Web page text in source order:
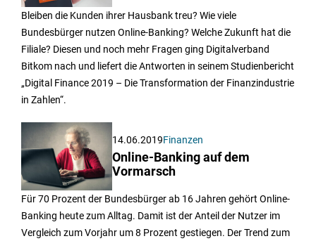
Bleiben die Kunden ihrer Hausbank treu? Wie viele
Bundesbürger nutzen Online-Banking? Welche Zukunft hat die
Filiale? Diesen und noch mehr Fragen ging Digitalverband
Bitkom nach und liefert die Antworten in seinem Studienbericht
„Digital Finance 2019 – Die Transformation der Finanzindustrie
in Zahlen“.
14.06.2019Finanzen
Online-Banking auf dem
Vormarsch
Für 70 Prozent der Bundesbürger ab 16 Jahren gehört Online-
Banking heute zum Alltag. Damit ist der Anteil der Nutzer im
Vergleich zum Vorjahr um 8 Prozent gestiegen. Der Trend zum